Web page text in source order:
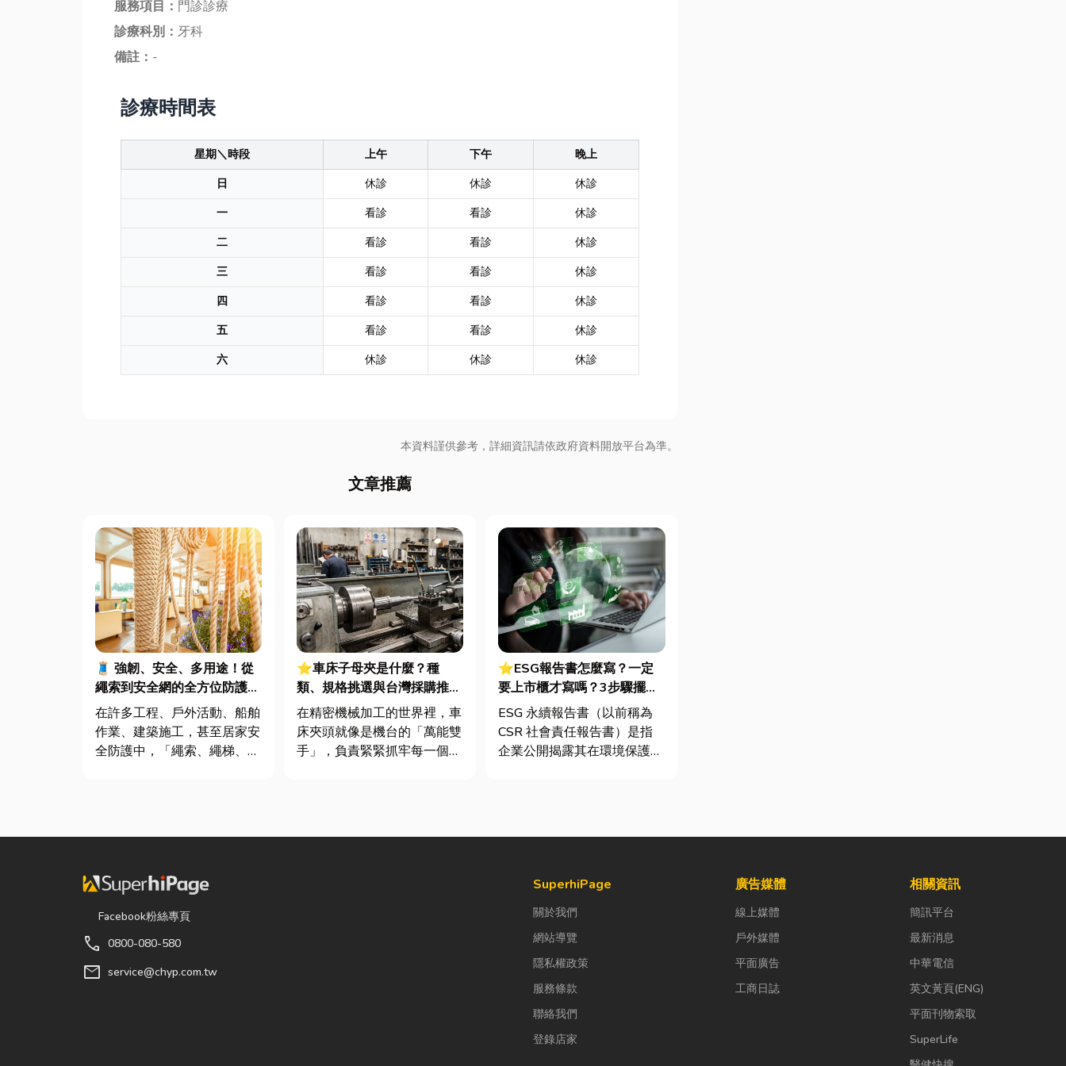
服務項目： 門診診療
診療科別： 牙科
備註： -
診療時間表
星期＼時段 上午 下午
晚上
日
休診 休診
休診
一
看診 看診
休診
二
看診 看診
休診
三
看診 看診
休診
四
看診 看診
休診
五
看診 看診
休診
六
休診 休診 休診
本資料謹供參考，詳細資訊請依政府資料開放平台為準。
文章推薦
🧵 強韌、安全、多用途！從
繩索到安全網的全方位防護應
用指南
在許多工程、戶外活動、船舶
作業、建築施工，甚至居家安
全防護中，「繩索、繩梯、安
具備高強...
⭐車床子母夾是什麼？種
類、規格挑選與台灣採購推薦
完整指南
在精密機械加工的世界裡，車
床夾頭就像是機台的「萬能雙
手」，負責緊緊抓牢每一個旋
⭐ESG報告書怎麼寫？一定
要上市櫃才寫嗎？3步驟擺脫
綠色轉型焦慮
ESG 永續報告書（以前稱為
CSR 社會責任報告書）是指
企業公開揭露其在環境保護
司，為...
Facebook粉絲專頁
call 0800-080-580
mail service@chyp.com.tw
SuperhiPage
關於我們
網站導覽
隱私權政策
服務條款
聯絡我們
登錄店家
廣告媒體
線上媒體
戶外媒體
平面廣告
工商日誌
相關資訊
簡訊平台
最新消息
中華電信
英文黃頁(ENG)
平面刊物索取
SuperLife